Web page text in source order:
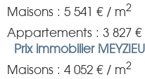
Maisons : 5 541 € / m2
Appartements : 3 827 €
Prix immobilier MEYZIEU
Maisons : 4 052 € / m2